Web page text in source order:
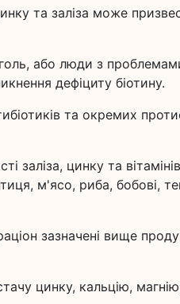
та заліза може
або люди з
дефіциту біотину.
та окремих
цинку та
м'ясо, риба, бобові,
зазначені вище
цинку, кальцію,